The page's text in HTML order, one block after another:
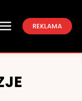
REKLAMA